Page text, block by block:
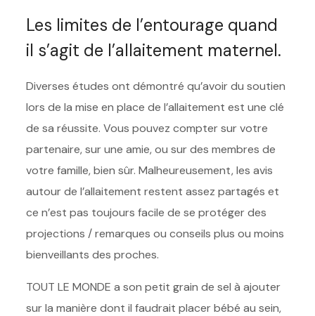
Les limites de l’entourage quand
il s’agit de l’allaitement maternel.
Diverses études ont démontré qu’avoir du soutien
lors de la mise en place de l’allaitement est une clé
de sa réussite. Vous pouvez compter sur votre
partenaire, sur une amie, ou sur des membres de
votre famille, bien sûr. Malheureusement, les avis
autour de l’allaitement restent assez partagés et
ce n’est pas toujours facile de se protéger des
projections / remarques ou conseils plus ou moins
bienveillants des proches.
TOUT LE MONDE a son petit grain de sel à ajouter
sur la manière dont il faudrait placer bébé au sein,